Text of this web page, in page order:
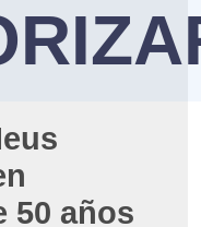
50 años